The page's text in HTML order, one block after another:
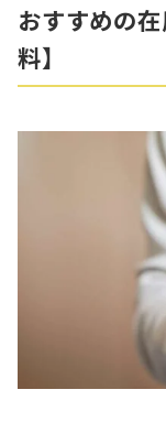
おすすめの
料】